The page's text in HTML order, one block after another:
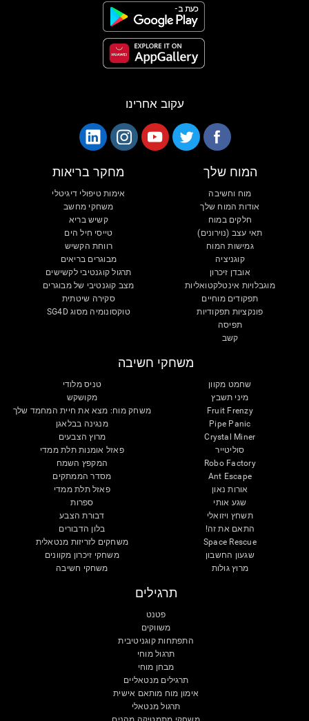
עקוב אחרינו
המוח שלך
מוח וחשיבה
אודות המוח שלך
חלקים במוח
תאי עצב (נוירונים)
גמישות המוח
קוגניציה
אובדן זיכרון
מוגבלויות אינטלקטואליות
תפקודים מוחיים
פונקציות תפקודיות
תפיסה
קשב
מחקר בריאות
אימות טיפולי דיגיטלי
משחקי מחשב
קשיש בריא
טייסי חיל הים
רווחת הקשיש
מבוגרים בריאים
תרגול קוגנטיבי לקשישים
מצב קוגנטיבי של מבוגרים
סקירה שיטתית
טוקסונומיה מסוג SG4D
משחקי חשיבה
שחמט מקוון
מיני תשבץ
Fruit Frenzy
Pipe Panic
Crystal Miner
סוליטייר
Robo Factory
Ant Escape
אורות נאון
שגע אותי
תשחץ ויזואלי
התאם את זה!
Space Rescue
שגעון החשבון
מרוץ גולות
טניס מלודי
מקושקש
משחק מוח: מצא את חיית המחמד שלך
מנגינה בבלאגן
מרוץ הצבעים
פאזל אומנות תלת ממדי
המקפץ השמח
מסדר הממתקים
פאזל תלת ממדי
ספרות
דבורת הצבע
בלון הדבורים
משחקים לזריזות מנטאלית
משחקי זיכרון מקוונים
משחקי חשיבה
תרגילים
פטנט
משווקים
התפתחות קוגניטיבית
תרגול מוחי
מבחן מוחי
תרגילים מנטאליים
אימון מוח מותאם אישית
תרגול מנטאלי